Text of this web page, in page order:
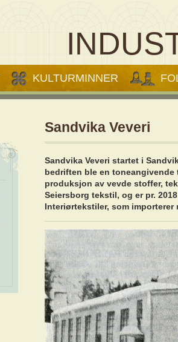
KULTURMINNER
Sandvika Veveri
Sandvika Veveri startet i
bedriften ble en
produksjon av vevde stoffer,
Seiersborg tekstil, og er pr.
Interiørtekstiler, som importerer